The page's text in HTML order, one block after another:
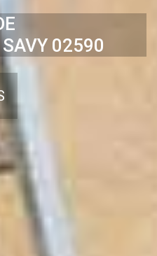
02590